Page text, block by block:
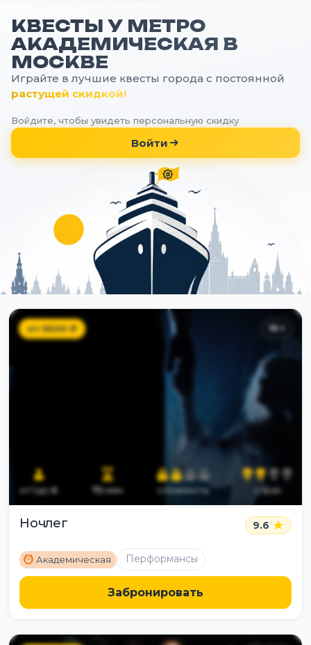
КВЕСТЫ У МЕТРО
АКАДЕМИЧЕСКАЯ В
МОСКВЕ
Играйте в лучшие квесты города с постоянной
растущей скидкой!
Войдите, чтобы увидеть персональную скидку
Войти
от5500₽ 16+
от до6 75мин сложность страх
Ночлег 9.6
M Академическая Перформансы
Забронировать